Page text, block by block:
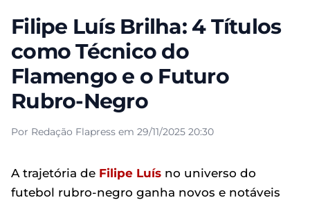
Filipe Luís Brilha: 4 Títulos
como Técnico do
Flamengo e o Futuro
Rubro-Negro
Por Redação Flapress em 29/11/2025 20:30
A trajetória de Filipe Luís no universo do
futebol rubro-negro ganha novos e notáveis